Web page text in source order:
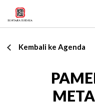
Kembali ke Agenda